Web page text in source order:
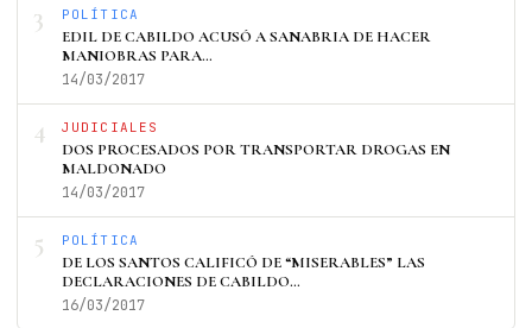
3 POLÍTICA
EDIL DE CABILDO ACUSÓ A SANABRIA DE HACER
MANIOBRAS PARA…
14/03/2017
4 JUDICIALES
DOS PROCESADOS POR TRANSPORTAR DROGAS EN
MALDONADO
14/03/2017
5 POLÍTICA
DE LOS SANTOS CALIFICÓ DE “MISERABLES” LAS
DECLARACIONES DE CABILDO…
16/03/2017